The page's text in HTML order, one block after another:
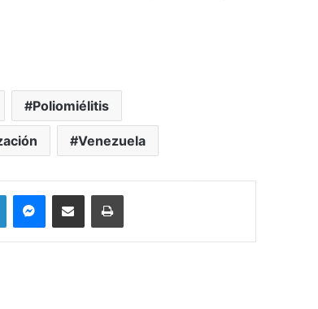
Poliomiélitis
Venezuela
LinkedInMessengerCompartir por correo electrónicoImprimir